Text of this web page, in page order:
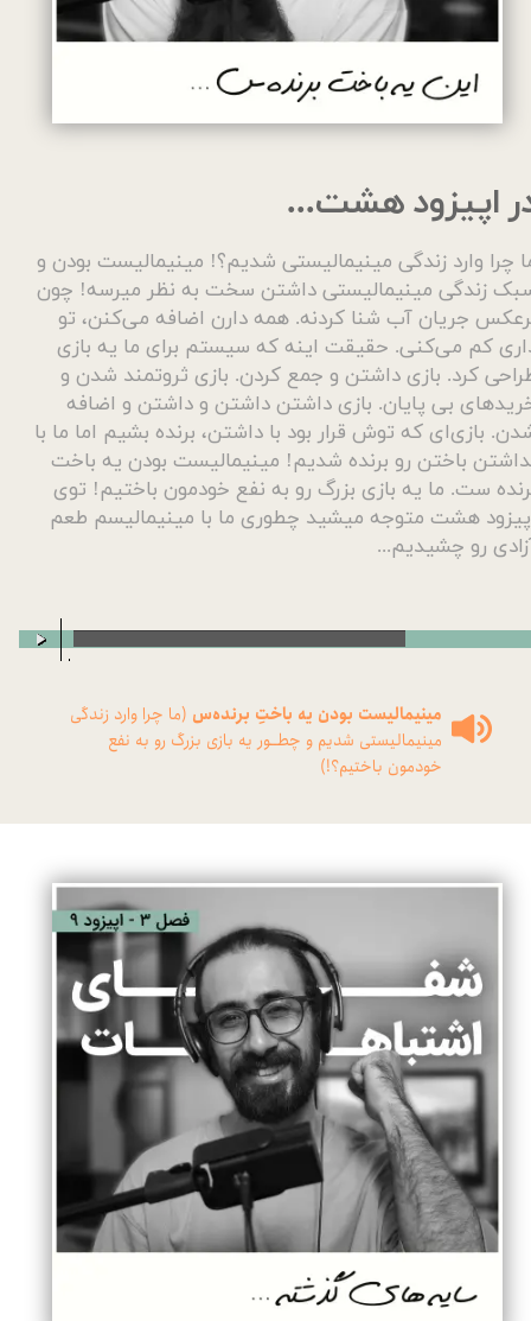
اپیزود هشت...
چرا وارد زندگی مینیمالیستی شدیم؟! مینیمالیست بودن و
زندگی مینیمالیستی داشتن سخت به نظر میرسه! چون
جریان آب شنا کردنه. همه دارن اضافه می‌کنن، تو
کم می‌کنی. حقیقت اینه که سیستم برای ما یه بازی
کرد. بازی داشتن و جمع کردن. بازی ثروتمند شدن و
بی پایان. بازی داشتن داشتن و داشتن و اضافه
بازی‌ای که توش قرار بود با داشتن، برنده بشیم اما ما با
باختن رو برنده شدیم! مینیمالیست بودن یه باخت
ست. ما یه بازی بزرگ رو به نفع خودمون باختیم! توی
هشت متوجه میشید چطوری ما با مینیمالیسم طعم
رو چشیدیم...
مینیمالیست بودن یه باختِ برنده‌س (ما چرا وارد زندگی
مینیمالیستی شدیم و چطــور یه بازی بزرگ رو به نفع
خودمون باختیم؟!)